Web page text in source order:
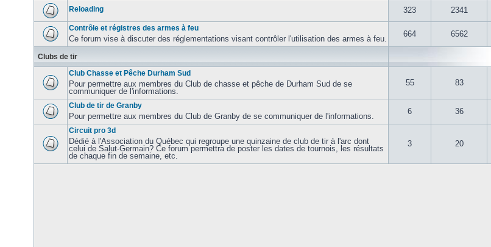
Reloading 323 2341
Contrôle et régistres des armes à feu
Ce forum vise à discuter des réglementations visant contrôler l'utilisation des armes à feu.
664 6562
Clubs de tir
Club Chasse et Pêche Durham Sud
Pour permettre aux membres du Club de chasse et pêche de Durham Sud de se
communiquer de l'informations.
55 83
Club de tir de Granby
Pour permettre aux membres du Club de Granby de se communiquer de l'informations.
6 36
Circuit pro 3d
Dédié à l'Association du Québec qui regroupe une quinzaine de club de tir à l'arc dont
celui de Salut-Germain? Ce forum permettra de poster les dates de tournois, les résultats
de chaque fin de semaine, etc.
3 20